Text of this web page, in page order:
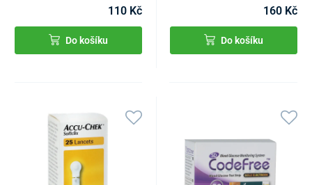
110 Kč
Do košíku
160 Kč
Do košíku